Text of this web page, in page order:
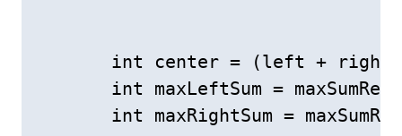
int center = (left +
int maxLeftSum =
int maxRightSum =